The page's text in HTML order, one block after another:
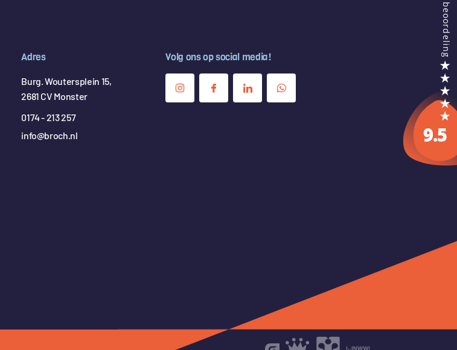
Adres
Burg. Woutersplein 15,
2681 CV Monster
0174 - 213 257
info@broch.nl
Volg ons op social media!